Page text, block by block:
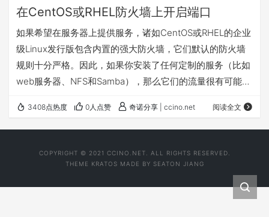
在CentOS或RHEL防火墙上开启端口
如果希望在服务器上提供服务，诸如CentOS或RHEL的企业
级Linux发行版包含内置的强大防火墙，它们默认的防火墙
规则十分严格。因此，如果你安装了任何定制的服务（比如
web服务器、NFS和Samba），那么它们的流量很有可能被
许流量通过。 在CentOS/RHEL 6或更早的版本上，iptables
服务允许用户与netfilter内核模块交互来在用户空间中配置
firewalld新用户空间接口被引入以取代…
3408点热度 0人点赞 奇诺分享 | ccino.net 阅读全文
COPYRIGHT © 2021 CCINO.NET. ALL RIGHTS RESERVED.
THEME KRATOS MADE BY SEATON JIANG